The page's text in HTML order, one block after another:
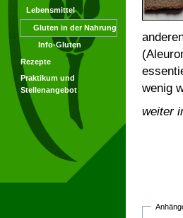
Lebensmittel
Gluten in der Nahrung
Info-Gluten
Rezepte
Praktikum und
Stellenangebot
wenig
weiter